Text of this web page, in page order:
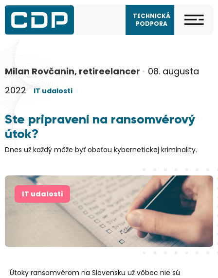
TECHNICKÁ
PODPORA
Milan Rovčanin, retireelancer • 08. augusta
2022
IT udalosti
Ste pripravení na ransomvérový
útok?
Dnes už každý môže byť obeťou kybernetickej kriminality.
IT udalosti
Útoky ransomvérom na Slovensku už vôbec nie sú